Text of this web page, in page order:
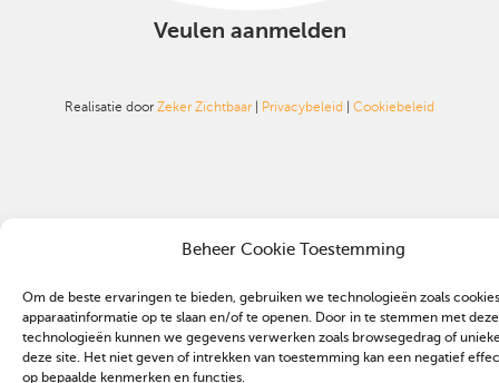
Beheer Cookie Toestemming
Om de beste ervaringen te bieden, gebruiken we technologieën zoals
apparaatinformatie op te slaan en/of te openen. Door in te stemmen met deze
technologieën kunnen we gegevens verwerken zoals browsegedrag of
deze site. Het niet geven of intrekken van toestemming kan een negatief
op bepaalde kenmerken en functies.
Veulen aanmelden
Realisatie door Zeker Zichtbaar | Privacybeleid | Cookiebeleid